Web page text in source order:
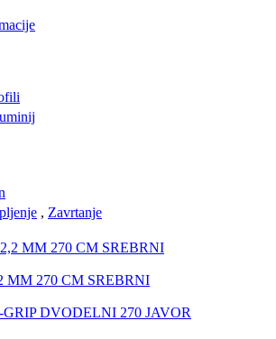
, Zavrtanje
MM 270 CM SREBRNI